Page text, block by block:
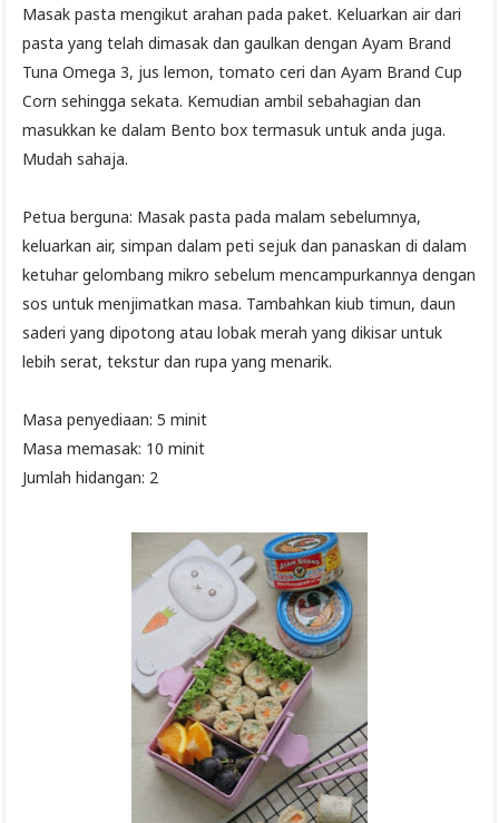
Masak pasta mengikut arahan pada paket. Keluarkan air dari
pasta yang telah dimasak dan gaulkan dengan Ayam Brand
Tuna Omega 3, jus lemon, tomato ceri dan Ayam Brand Cup
Corn sehingga sekata. Kemudian ambil sebahagian dan
masukkan ke dalam Bento box termasuk untuk anda juga.
Mudah sahaja.
Petua berguna: Masak pasta pada malam sebelumnya,
keluarkan air, simpan dalam peti sejuk dan panaskan di dalam
ketuhar gelombang mikro sebelum mencampurkannya dengan
sos untuk menjimatkan masa. Tambahkan kiub timun, daun
saderi yang dipotong atau lobak merah yang dikisar untuk
lebih serat, tekstur dan rupa yang menarik.
Masa penyediaan: 5 minit
Masa memasak: 10 minit
Jumlah hidangan: 2